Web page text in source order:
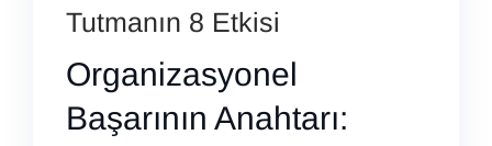
Tutmanın 8 Etkisi
Organizasyonel
Başarının Anahtarı: